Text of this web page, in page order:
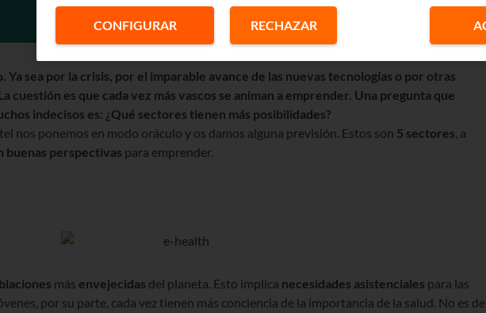
Ya sea por la crisis, por el imparable avance de las nuevas tecnologías o por otras
cuestión es que cada vez más vascos se animan a emprender. Una pregunta que
indecisos es: ¿Qué sectores tienen más posibilidades?
nos ponemos en modo oráculo y os damos alguna previsión. Estos son 5 sectores, a
buenas perspectivas para emprender.
más envejecidas del planeta. Esto implica necesidades asistenciales para las
por su parte, cada vez tienen más conciencia de la importancia de la salud. No es de
CONFIGURAR RECHAZAR